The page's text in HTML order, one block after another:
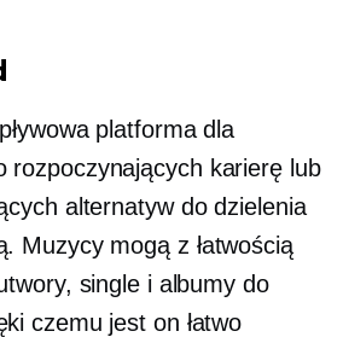
platforma dla
rozpoczynających karierę lub
alternatyw do dzielenia
Muzycy mogą z łatwością
single i albumy do
czemu jest on łatwo